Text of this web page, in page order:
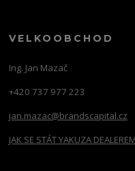
VELKOOBCHOD
Ing. Jan Mazač
+420 737 977 223
jan.mazac@brandscapital.cz
JAK SE STÁT YAKUZA